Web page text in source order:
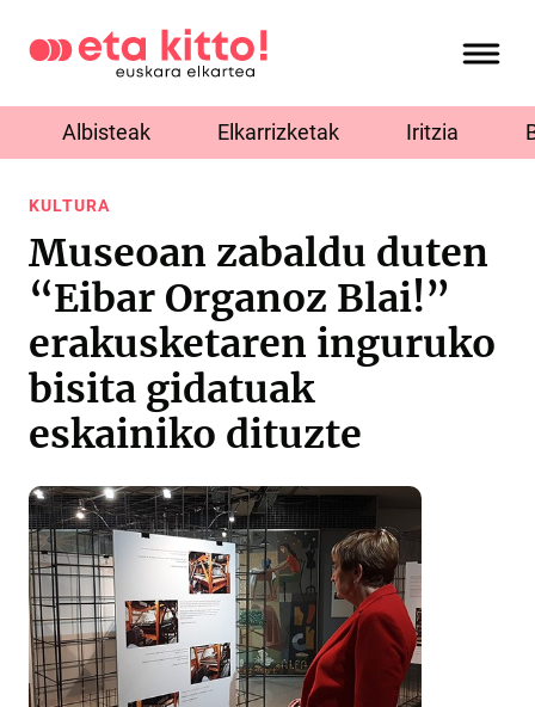
Albisteak Elkarrizketak Iritzia
KULTURA
Museoan zabaldu duten
“Eibar Organoz Blai!”
erakusketaren inguruko
bisita gidatuak
eskainiko dituzte